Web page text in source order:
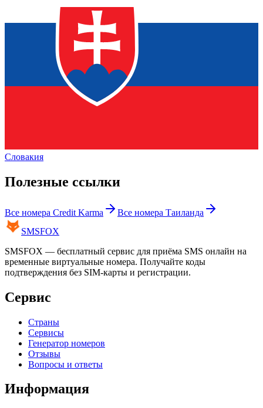
Словакия
Полезные ссылки
Все номера Credit Karma Все номера Таиланда
SMSFOX
SMSFOX — бесплатный сервис для приёма SMS онлайн на
временные виртуальные номера. Получайте коды
подтверждения без SIM-карты и регистрации.
Сервис
Страны
Сервисы
Генератор номеров
Отзывы
Вопросы и ответы
Информация